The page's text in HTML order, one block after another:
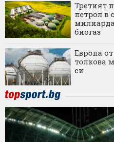
Третият
петрол в
биогаз
Европа
толкова
си